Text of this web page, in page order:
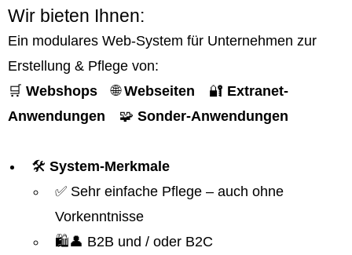
Wir bieten Ihnen:
Ein modulares Web-System für Unternehmen zur
Erstellung & Pflege von:
🛒 Webshops 🌐Webseiten 🔐 Extranet-
Anwendungen 🧩 Sonder-Anwendungen
🛠️ System-Merkmale
✅ Sehr einfache Pflege – auch ohne
Vorkenntnisse
🛍️👤 B2B und / oder B2C